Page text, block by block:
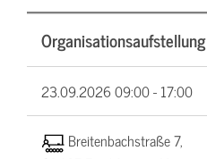
Organisationsaufstellung
23.09.202609:00 - 17:00
Breitenbachstraße 7,